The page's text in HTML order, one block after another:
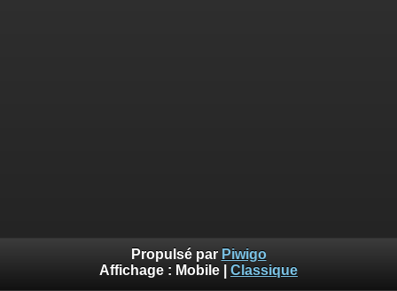
Propulsé par Piwigo
Affichage : Mobile Classique